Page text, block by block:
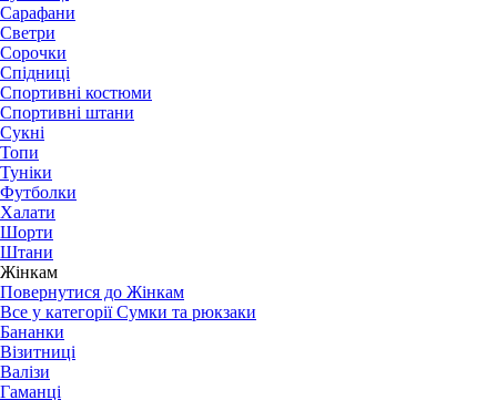
Сарафани
Светри
Сорочки
Спідниці
Спортивні костюми
Спортивні штани
Сукні
Топи
Туніки
Футболки
Халати
Шорти
Штани
Жінкам
Повернутися до Жінкам
Все у категорії Сумки та рюкзаки
Бананки
Візитниці
Валізи
Гаманці